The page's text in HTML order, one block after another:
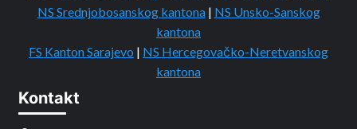
NS Srednjobosanskog kantona | NS Unsko-Sanskog
kantona
FS Kanton Sarajevo | NS Hercegovačko-Neretvanskog
kantona
Kontakt